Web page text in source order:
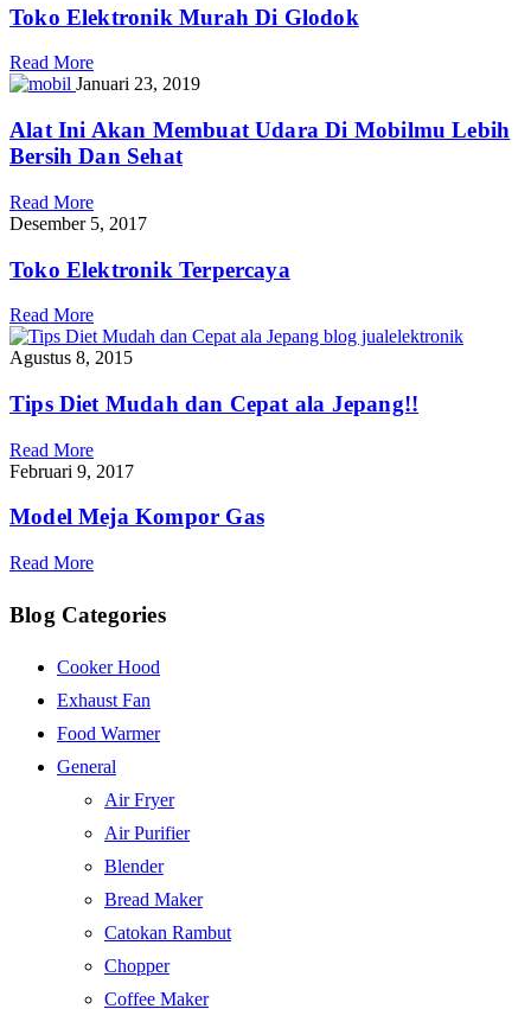
Toko Elektronik Murah Di Glodok
Read More
Januari 23, 2019
Alat Ini Akan Membuat Udara Di Mobilmu Lebih
Bersih Dan Sehat
Read More
Desember 5, 2017
Toko Elektronik Terpercaya
Read More
Agustus 8, 2015
Tips Diet Mudah dan Cepat ala Jepang!!
Read More
Februari 9, 2017
Model Meja Kompor Gas
Read More
Blog Categories
Cooker Hood
Exhaust Fan
Food Warmer
General
Air Fryer
Air Purifier
Blender
Bread Maker
Catokan Rambut
Chopper
Coffee Maker